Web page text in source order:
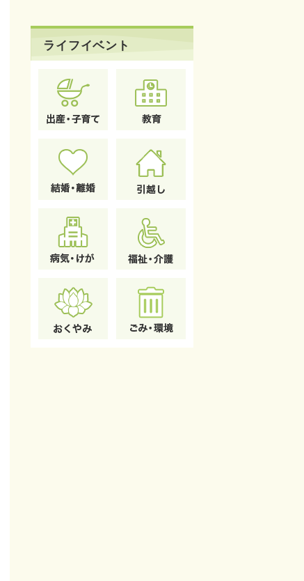
ライフイベント